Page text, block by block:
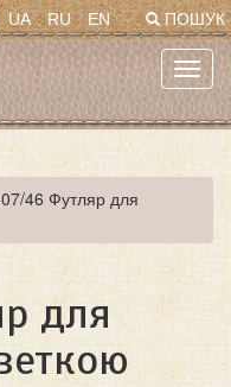
ПОШУК
UA RU EN
46 Футляр для
для